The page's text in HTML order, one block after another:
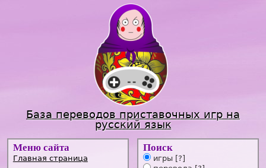
Jump to navigation
База переводов приставочных игр на
русский язык
Меню сайта
Главная страница
Поиск
игры [?]